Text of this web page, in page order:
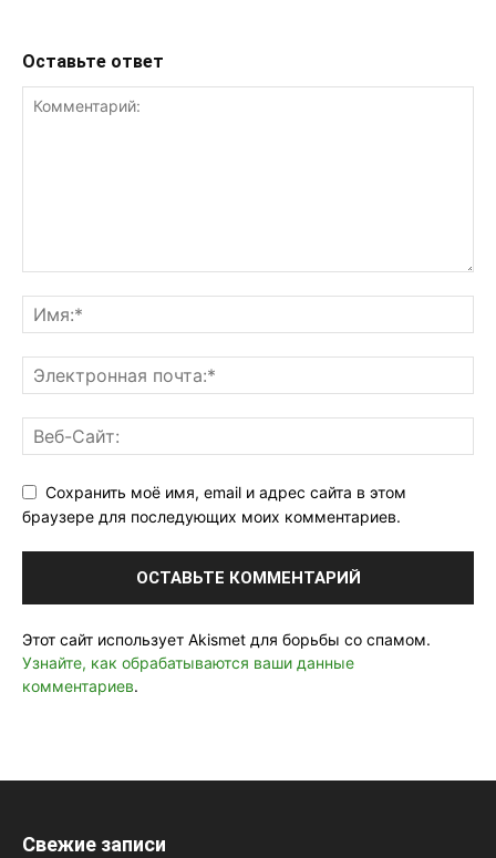
Оставьте ответ
Сохранить моё имя, email и адрес сайта в этом
браузере для последующих моих комментариев.
Этот сайт использует Akismet для борьбы со спамом.
Узнайте, как обрабатываются ваши данные
комментариев.
Свежие записи